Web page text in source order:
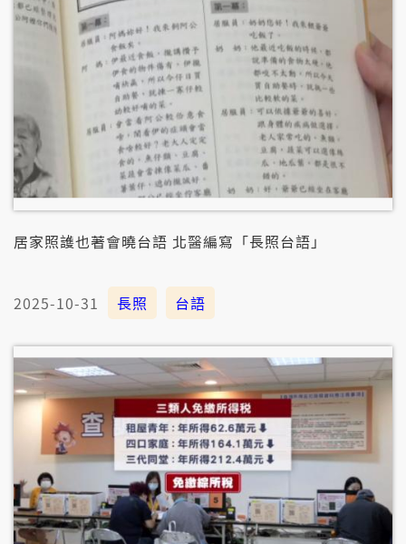
居家照護也著會曉台語 北醫編寫「長照台語」
2025-10-31 長照 台語